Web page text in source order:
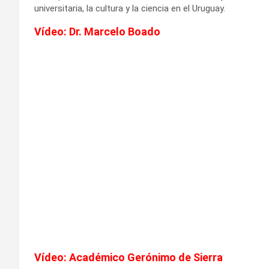
universitaria, la cultura y la ciencia en el Uruguay.
Vídeo: Dr. Marcelo Boado
Vídeo: Académico Gerónimo de Sierra